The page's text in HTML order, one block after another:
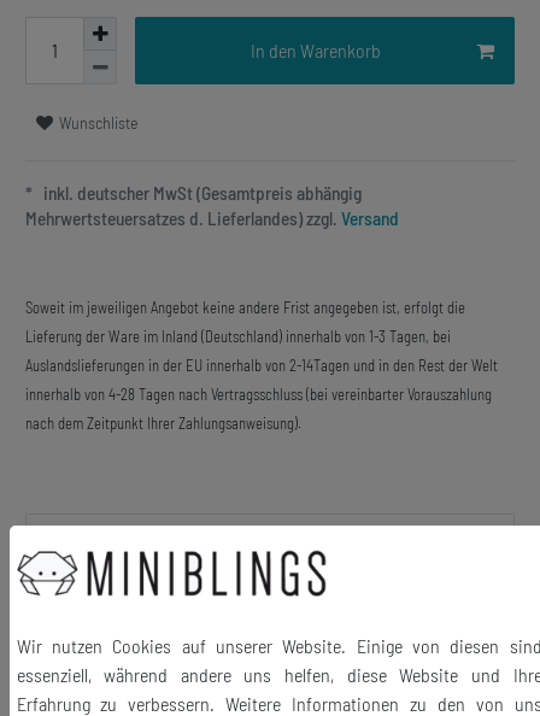
In den Warenkorb
Wunschliste
* inkl. deutscher MwSt (Gesamtpreis abhängig
Mehrwertsteuersatzes d. Lieferlandes) zzgl. Versand
Soweit im jeweiligen Angebot keine andere Frist angegeben ist, erfolgt die
Lieferung der Ware im Inland (Deutschland) innerhalb von 1-3 Tagen, bei
Auslandslieferungen in der EU innerhalb von 2-14Tagen und in den Rest der Welt
innerhalb von 4-28 Tagen nach Vertragsschluss (bei vereinbarter Vorauszahlung
nach dem Zeitpunkt Ihrer Zahlungsanweisung).
Beschreibung
Manschettenknöpfe mit Strichcode
Die Knöpfe werden in einer schönen Holzbox geliefert.
Wir nutzen Cookies auf unserer Website. Einige von diesen
essenziell, während andere uns helfen, diese Website und
Erfahrung zu verbessern. Weitere Informationen zu den von